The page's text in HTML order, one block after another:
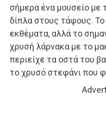
σήμερα ένα μουσείο με
δίπλα στους τάφους.
εκθέματα, αλλά το
χρυσή λάρνακα με το
περιείχε τα οστά του
το χρυσό στεφάνι που